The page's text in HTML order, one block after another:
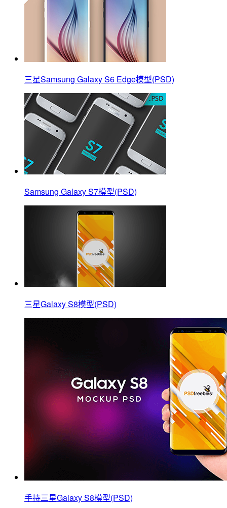
三星Samsung Galaxy S6 Edge模型(PSD)
Samsung Galaxy S7模型(PSD)
三星Galaxy S8模型(PSD)
手持三星Galaxy S8模型(PSD)